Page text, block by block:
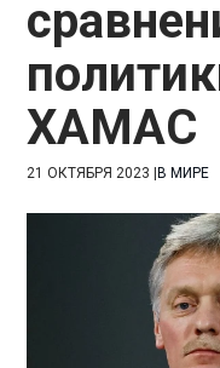
ХАМАС
21 ОКТЯБРЯ 2023 |В МИРЕ